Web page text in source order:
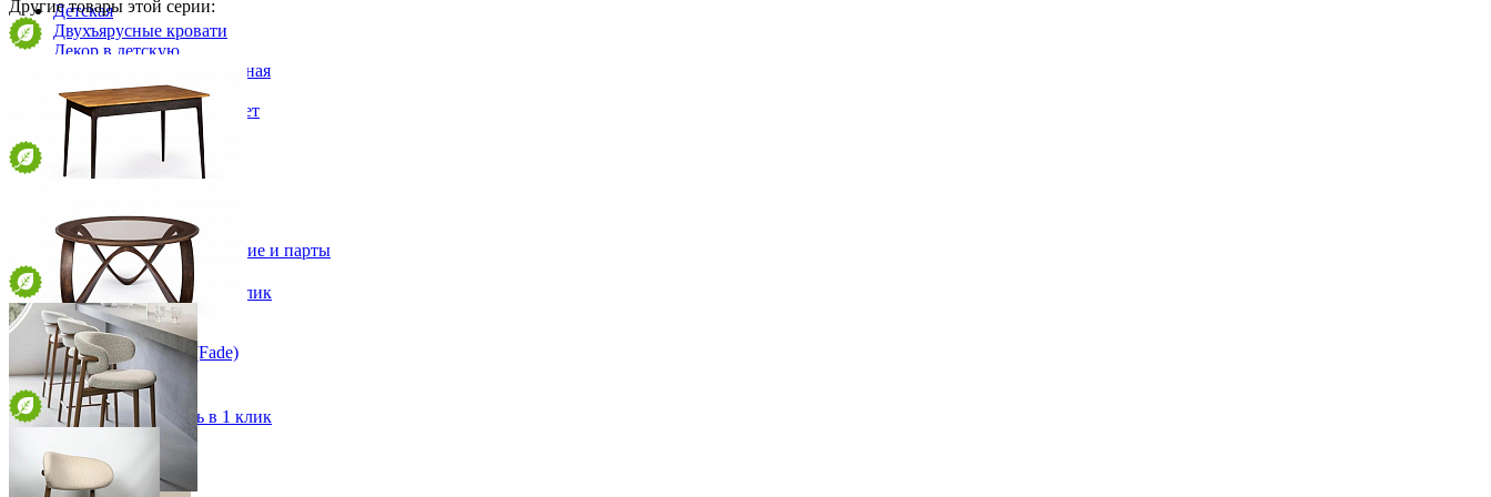
Детская
Двухъярусные кровати
Декор в детскую
Детская Вилия-М модульная
Детские гарнитуры
Детские кровати до 3-х лет
Детские кровати от 3 лет
Комоды классические
Комоды пеленальные
Стеллажи детские
Столы письменные детские и парты
Тумбы для детей
Шведская стенка
Шкафы детские
Ящики и короба
Другие товары этой серии:
Стол обеденный Призм(Prism)
от 33 040 ₽
1100х75х70 см
В корзину Быстро купить в 1 клик
Стол журнальный Фейд(Fade)
от 76 160 ₽
100х50х100 см
В корзину
Быстро купить в 1 клик